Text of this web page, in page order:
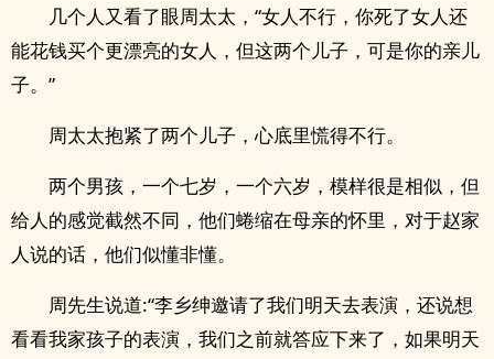
几个人又看了眼周太太，“女人不行，你死了女人还
能花钱买个更漂亮的女人，但这两个儿子，可是你的亲儿
子。”
周太太抱紧了两个儿子，心底里慌得不行。
两个男孩，一个七岁，一个六岁，模样很是相似，但
给人的感觉截然不同，他们蜷缩在母亲的怀里，对于赵家
人说的话，他们似懂非懂。
周先生说道:“李乡绅邀请了我们明天去表演，还说想
看看我家孩子的表演，我们之前就答应下来了，如果明天